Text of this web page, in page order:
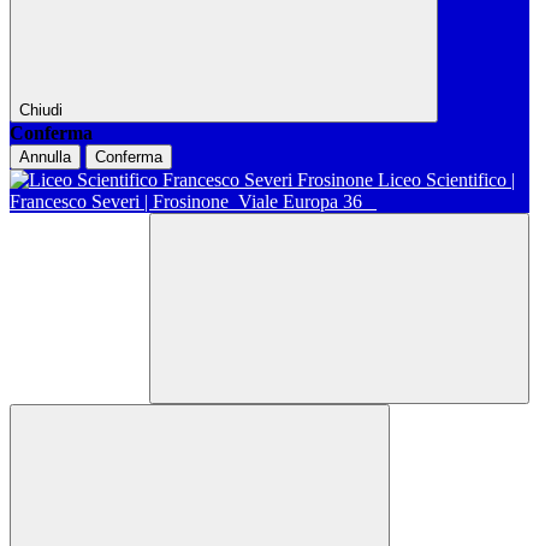
Chiudi
Conferma
Annulla Conferma
Liceo Scientifico |
Francesco Severi | Frosinone Viale Europa 36